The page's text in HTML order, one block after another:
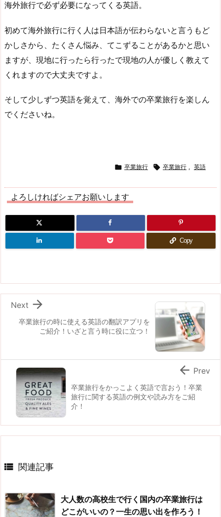
海外旅行で必ず必要になってくる英語。
初めて海外旅行に行く人は日本語が伝わらないと言うもど
かしさから、たくさん悩み、てこずることがあるかと思い
ますが、現地に行ったら行ったで現地の人が優しく教えて
くれますので大丈夫ですよ。
そして少しずつ英語を覚えて、海外での卒業旅行を楽しん
でくださいね。
 卒業旅行  卒業旅行 , 英語
よろしければシェアお願いします
Copy
卒業旅行の時に使える英語の翻訳アプリを
ご紹介！いざと言う時に役に立つ！

Next
卒業旅行をかっこよく英語で言おう！卒業
旅行に関する英語の例文や読み方をご紹
介！
 Prev
 関連記事
大人数の高校生で行く国内の卒業旅行は
どこがいいの？一生の思い出を作ろう！